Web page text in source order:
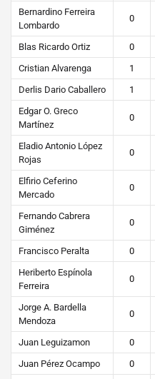
Bernardino Ferreira
Lombardo
0
Blas Ricardo Ortiz 0
Cristian Alvarenga
1
Derlis Dario Caballero
1
Edgar O. Greco
Martínez
0
Eladio Antonio López
Rojas
0
Elfirio Ceferino
Mercado
0
Fernando Cabrera
Giménez
0
Francisco Peralta 0
Heriberto Espínola
Ferreira
0
Jorge A. Bardella
Mendoza
0
Juan Leguizamon 0
Juan Pérez Ocampo
0